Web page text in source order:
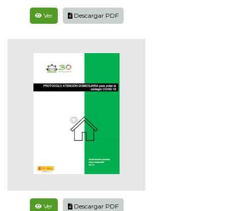
Ver Descargar PDF
Ver Descargar PDF